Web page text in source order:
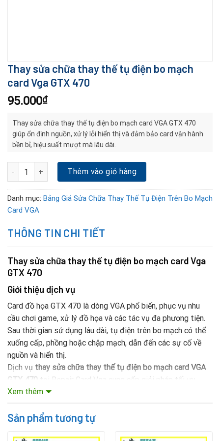
Thay sửa chữa thay thế tụ điện bo mạch
card Vga GTX 470
95.000₫
Thay sửa chữa thay thế tụ điện bo mạch card VGA GTX 470
giúp ổn định nguồn, xử lý lỗi hiển thị và đảm bảo card vận hành
bền bỉ, hiệu suất mượt mà lâu dài.
Thay sửa chữa thay thế tụ điện bo mạch card Vga GTX 470 số
Thêm vào giỏ hàng
Danh mục: Bảng Giá Sửa Chữa Thay Thế Tụ Điện Trên Bo Mạch
Card VGA
THÔNG TIN CHI TIẾT
Thay sửa chữa thay thế tụ điện bo mạch card Vga
GTX 470
Giới thiệu dịch vụ
Card đồ họa GTX 470 là dòng VGA phổ biến, phục vụ nhu
cầu chơi game, xử lý đồ họa và các tác vụ đa phương tiện.
Sau thời gian sử dụng lâu dài, tụ điện trên bo mạch có thể
xuống cấp, phồng hoặc chập mạch, dẫn đến các sự cố về
nguồn và hiển thị.
Dịch vụ thay sửa chữa thay thế tụ điện bo mạch card VGA
GTX 470 tại Repair Card Vga cung cấp giải pháp tối ưu,
giúp card hoạt động ổn định, phục hồi hiệu năng và kéo dài
Xem thêm
Sản phẩm tương tự